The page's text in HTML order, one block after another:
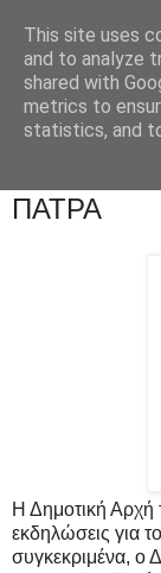
ΠΑΤΡΑ
Η Δημοτική Αρχή
εκδηλώσεις για
συγκεκριμένα, ο
This site uses
and to analyze
shared with
metrics to
statistics, and